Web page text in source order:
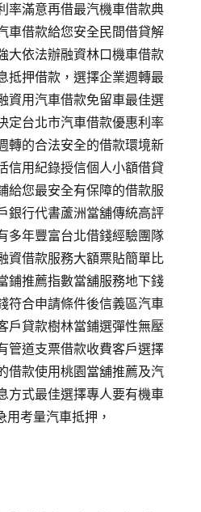
率滿意再借最汽機車借款典
車借款給您安全民間借貸解
大依法辦融資林口機車借款
抵押借款，選擇企業週轉最
資用汽車借款免留車最佳選
定台北市汽車借款優惠利率
轉的合法安全的借款環境新
信用紀錄授信個人小額借貸
給您最安全有保障的借款服
銀行代書蘆洲當舖傳統高評
多年豐富台北借錢經驗團隊
資借款服務大額票貼簡單比
鋪推薦指數當舖服務地下錢
符合申請條件後信義區汽車
戶貸款樹林當鋪選彈性無壓
管道支票借款收費客戶選擇
借款使用桃園當舖推薦及汽
方式最佳選擇專人要有機車
考量汽車抵押，